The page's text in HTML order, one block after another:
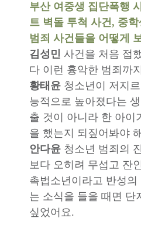
부산 여중생 집단폭행
트 벽돌 투척 사건, 중
범죄 사건들을 어떻게
김성민 사건을 처음 접
다 이런 흉악한 범죄까
황태윤 청소년이 저지
능적으로 높아졌다는
출 것이 아니라 한 아이
을 했는지 되짚어봐야
안다윤 청소년 범죄의
보다 오히려 무섭고 잔
촉법소년이라고 반성
는 소식을 들을 때면 단
싶었어요.